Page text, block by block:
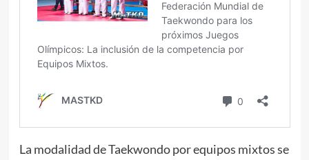
La modalidad de Taekwondo por equipos mixtos se